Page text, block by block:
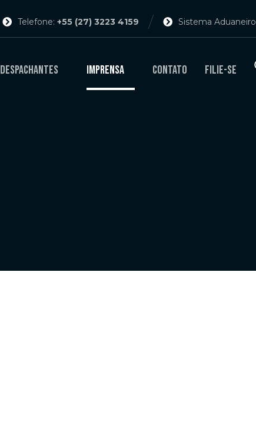
Sistema Aduaneiro
Telefone: +55 (27) 3223 4159
Despachantes Imprensa Contato Filie-se